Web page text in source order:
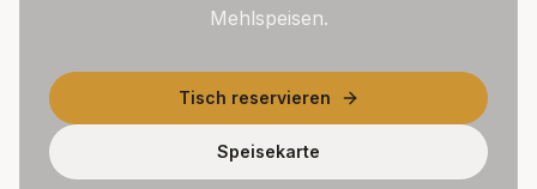
Mehlspeisen.
Tisch reservieren
Speisekarte